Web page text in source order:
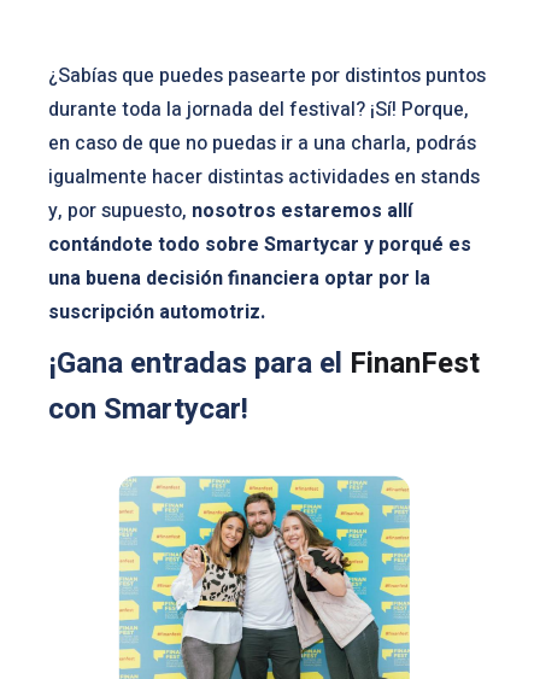
¿Sabías que puedes pasearte por distintos puntos
durante toda la jornada del festival? ¡Sí! Porque,
en caso de que no puedas ir a una charla, podrás
igualmente hacer distintas actividades en stands
y, por supuesto, nosotros estaremos allí
contándote todo sobre Smartycar y porqué es
una buena decisión financiera optar por la
suscripción automotriz.
¡Gana entradas para el FinanFest
con Smartycar!